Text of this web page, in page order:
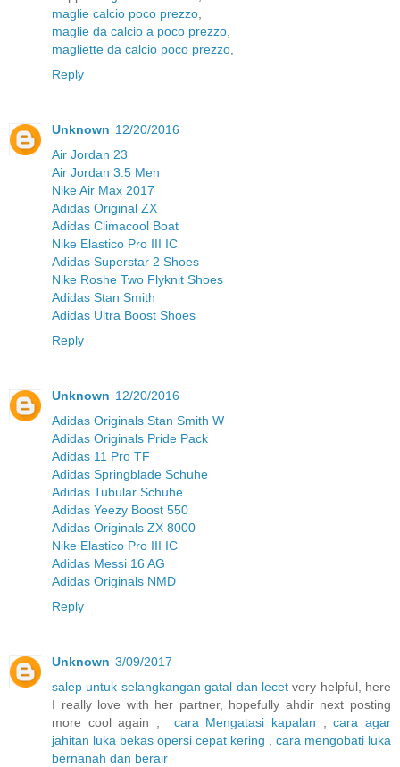
maglie calcio poco prezzo
maglie da calcio a poco prezzo
magliette da calcio poco prezzo
Reply
Unknown 12/20/2016
Air Jordan 23
Air Jordan 3.5 Men
Nike Air Max 2017
Adidas Original ZX
Adidas Climacool Boat
Nike Elastico Pro III IC
Adidas Superstar 2 Shoes
Nike Roshe Two Flyknit Shoes
Adidas Stan Smith
Adidas Ultra Boost Shoes
Reply
Unknown 12/20/2016
Adidas Originals Stan Smith W
Adidas Originals Pride Pack
Adidas 11 Pro TF
Adidas Springblade Schuhe
Adidas Tubular Schuhe
Adidas Yeezy Boost 550
Adidas Originals ZX 8000
Nike Elastico Pro III IC
Adidas Messi 16 AG
Adidas Originals NMD
Reply
Unknown 3/09/2017
salep untuk selangkangan gatal dan lecetvery helpful, here
I really love with her partner, hopefully ahdir next posting
more cool again , cara Mengatasi kapalan ,cara agar
jahitan luka bekas opersi cepat kering
cara mengobati luka
bernanah dan berair